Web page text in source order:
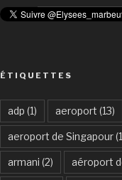
ÉTIQUETTES
adp (1) aeroport (13)
aeroport de Singapour
armani (2) aéroport